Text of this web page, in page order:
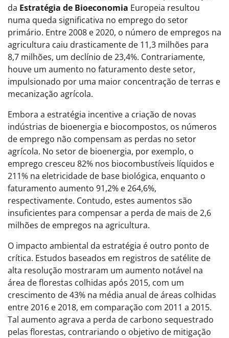
da Estratégia de Bioeconomia Europeia resultou
numa queda significativa no emprego do setor
primário. Entre 2008 e 2020, o número de empregos na
agricultura caiu drasticamente de 11,3 milhões para
8,7 milhões, um declínio de 23,4%. Contrariamente,
houve um aumento no faturamento deste setor,
impulsionado por uma maior concentração de terras e
mecanização agrícola.
Embora a estratégia incentive a criação de novas
indústrias de bioenergia e biocompostos, os números
de emprego não compensam as perdas no setor
agrícola. No setor de bioenergia, por exemplo, o
emprego cresceu 82% nos biocombustíveis líquidos e
211% na eletricidade de base biológica, enquanto o
faturamento aumento 91,2% e 264,6%,
respectivamente. Contudo, estes aumentos são
insuficientes para compensar a perda de mais de 2,6
milhões de empregos na agricultura.
O impacto ambiental da estratégia é outro ponto de
crítica. Estudos baseados em registros de satélite de
alta resolução mostraram um aumento notável na
área de florestas colhidas após 2015, com um
crescimento de 43% na média anual de áreas colhidas
entre 2016 e 2018, em comparação com 2011 a 2015.
Tal aumento agrava a perda de carbono sequestrado
pelas florestas, contrariando o objetivo de mitigação